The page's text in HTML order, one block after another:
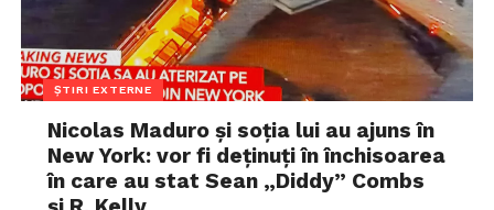
ȘTIRI EXTERNE
Nicolas Maduro și soția lui au ajuns în
New York: vor fi deținuți în închisoarea
în care au stat Sean „Diddy” Combs